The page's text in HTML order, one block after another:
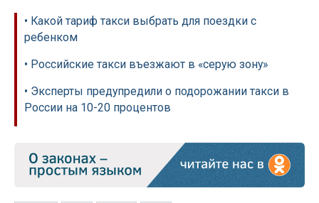
• Какой тариф такси выбрать для поездки с
ребенком
• Российские такси въезжают в «серую зону»
• Эксперты предупредили о подорожании такси в
России на 10-20 процентов